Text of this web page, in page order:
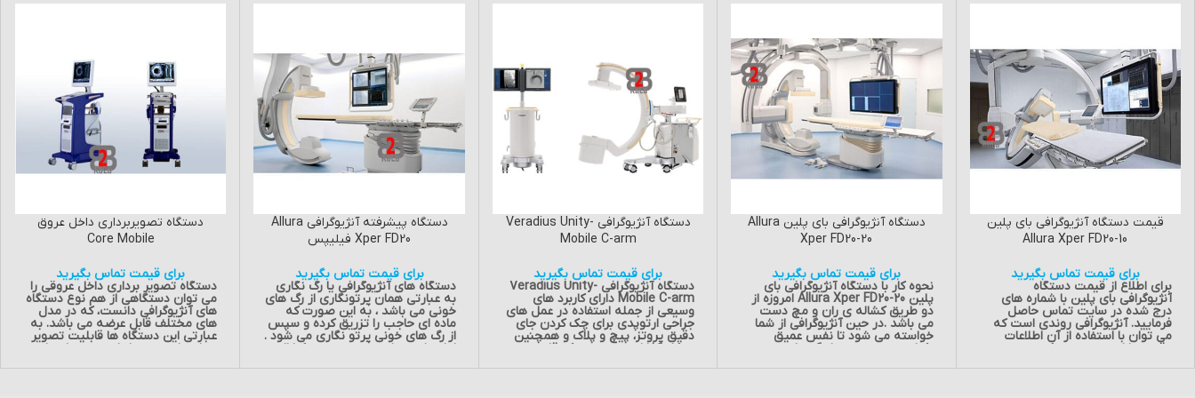
قیمت دستگاه آنژیوگرافی بای پلین
Allura Xper FD20-10
برای قیمت تماس بگیرید
برای اطلاع از قیمت دستگاه
آنژیوگرافی بای پلین با شماره های
درج شده در سایت تماس حاصل
فرمایید. آنژیوگرافی روندی است که
می توان با استفاده از آن اطلاعات
دقیقی را از عروق تهیه کند و سپس
دیگر بررسی ها در اختیار پزشک
دستگاه آنژیوگرافی بای پلین Allura
Xper FD20-20
برای قیمت تماس بگیرید
نحوه کار با دستگاه آنژیوگرافی بای
پلین Allura Xper FD20-20 امروزه از
دو طریق کشاله ی ران و مچ دست
می باشد .در حین آنژیوگرافی از شما
خواسته می شود تا نفس عمیق
بکشید ،نفس خود را نگه دارید ،
تغیر دهید .
دستگاه آنژیوگرافی Veradius Unity-
Mobile C-arm
برای قیمت تماس بگیرید
دستگاه آنژیوگرافی Veradius Unity-
Mobile C-arm دارای کاربرد های
وسیعی از جمله استفاده در عمل های
جراحی ارتوپدی برای چک کردن جای
دقیق پروتز، پیچ و پلاک و همچنین
در کار گذاشتن پیس میکر قلبی می
دستگاه پیشرفته آنژیوگرافی Allura
Xper FD20 فیلیپس
برای قیمت تماس بگیرید
دستگاه های آنژیوگرافی یا رگ نگاری
به عبارتی همان پرتونگاری از رگ های
خونی می باشد ، به این صورت که
ماده ای حاجب را تزریق کرده و سپس
از رگ های خونی پرتو نگاری می شود .
اغلب از دو طریق مچ دست و کشاله
روش نخستین بار توسط یک پزشک
دستگاه تصویربرداری داخل عروق
Core Mobile
برای قیمت تماس بگیرید
دستگاه تصویر برداری داخل عروقی را
می توان دستگاهی از هم نوع دستگاه
های آنژیوگرافی دانست، که در مدل
های مختلف قابل عرضه می باشد. به
عبارتی این دستگاه ها قابلیت تصویر
برداری از عروق داخلی و محیطی را
های آن می پردازیم .